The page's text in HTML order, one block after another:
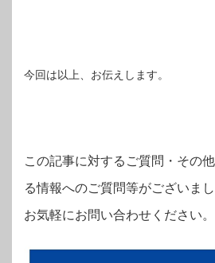
今回は以上、お伝えします。
この記事に対するご質問・その
る情報へのご質問等がございま
お気軽にお問い合わせください。